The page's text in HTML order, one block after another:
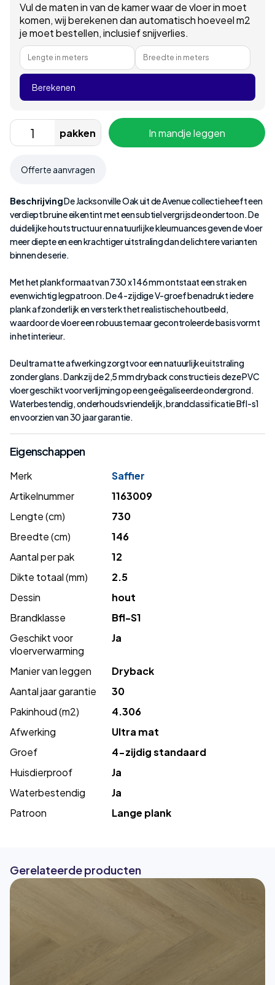
Vul de maten in van de kamer waar de vloer in moet
komen, wij berekenen dan automatisch hoeveel m2
je moet bestellen, inclusief snijverlies.
Lengte in meters Breedte in meters
Berekenen
pakken In mandje leggen
Offerte aanvragen
BeschrijvingDe Jacksonville Oak uit de Avenue collectie heeft een
verdiept bruine eikentint met een subtiel vergrijsde ondertoon. De
duidelijke houtstructuur en natuurlijke kleurnuances geven de vloer
meer diepte en een krachtiger uitstraling dan de lichtere varianten
binnen de serie.
Met het plankformaat van 730 x 146 mm ontstaat een strak en
evenwichtig legpatroon. De 4-zijdige V-groef benadrukt iedere
plank afzonderlijk en versterkt het realistische houtbeeld,
waardoor de vloer een robuuste maar gecontroleerde basis vormt
in het interieur.
De ultra matte afwerking zorgt voor een natuurlijke uitstraling
zonder glans. Dankzij de 2,5 mm dryback constructie is deze PVC
vloer geschikt voor verlijming op een geëgaliseerde ondergrond.
Waterbestendig, onderhoudsvriendelijk, brandclassificatie Bfl-s1
en voorzien van 30 jaar garantie.
Eigenschappen
Merk
Saffier
Artikelnummer
1163009
Lengte (cm)
730
Breedte (cm)
146
Aantal per pak
12
Dikte totaal (mm)
2.5
Dessin
hout
Brandklasse
Bfl-S1
Geschikt voor
vloerverwarming
Ja
Manier van leggen
Dryback
Aantal jaar garantie
30
Pakinhoud (m2)
4.306
Afwerking
Ultra mat
Groef
4-zijdig standaard
Huisdierproof
Ja
Waterbestendig
Ja
Patroon
Lange plank
Gerelateerde producten